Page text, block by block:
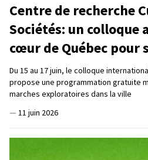
Centre de recherche
Sociétés: un colloque
cœur de Québec pour
Du 15 au 17 juin, le colloque
propose une programmation gratuite
marches exploratoires dans la ville
— 11 juin 2026